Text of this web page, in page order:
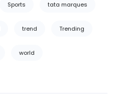
Sports tata marques
trend Trending
world